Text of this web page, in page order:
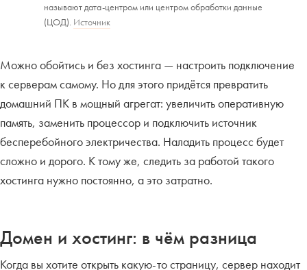
называют дата-центром или центром обработки данные
(ЦОД). Источник
Можно обойтись и без хостинга — настроить подключение
к серверам самому. Но для этого придётся превратить
домашний ПК в мощный агрегат: увеличить оперативную
память, заменить процессор и подключить источник
бесперебойного электричества. Наладить процесс будет
сложно и дорого. К тому же, следить за работой такого
хостинга нужно постоянно, а это затратно.
Домен и хостинг: в чём разница
Когда вы хотите открыть какую-то страницу, сервер находит